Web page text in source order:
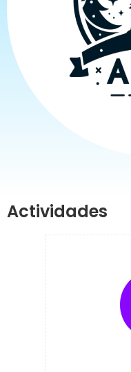
Actividades